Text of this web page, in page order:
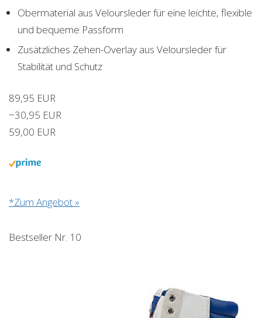
Obermaterial aus Veloursleder für eine leichte, flexible
und bequeme Passform
Zusätzliches Zehen-Overlay aus Veloursleder für
Stabilität und Schutz
89,95 EUR
−30,95 EUR
59,00 EUR
*Zum Angebot »
Bestseller Nr. 10